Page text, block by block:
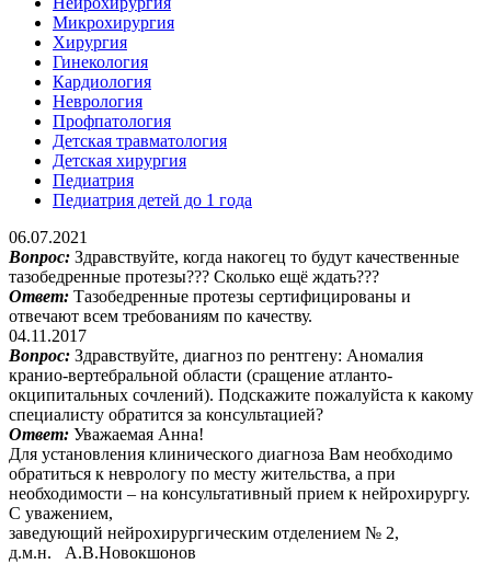
Микрохирургия
Хирургия
Гинекология
Кардиология
Неврология
Профпатология
Детская травматология
Детская хирургия
Педиатрия
Педиатрия детей до 1 года
06.07.2021
Вопрос: Здравствуйте, когда накогец то будут качественные
тазобедренные протезы??? Сколько ещё ждать???
Ответ: Тазобедренные протезы сертифицированы и
отвечают всем требованиям по качеству.
04.11.2017
Вопрос: Здравствуйте, диагноз по рентгену: Аномалия
кранио-вертебральной области (сращение атланто-
окципитальных сочлений). Подскажите пожалуйста к какому
специалисту обратится за консультацией?
Ответ: Уважаемая Анна!
Для установления клинического диагноза Вам необходимо
обратиться к неврологу по месту жительства, а при
необходимости – на консультативный прием к нейрохирургу.
С уважением,
заведующий нейрохирургическим отделением № 2,
д.м.н. А.В.Новокшонов